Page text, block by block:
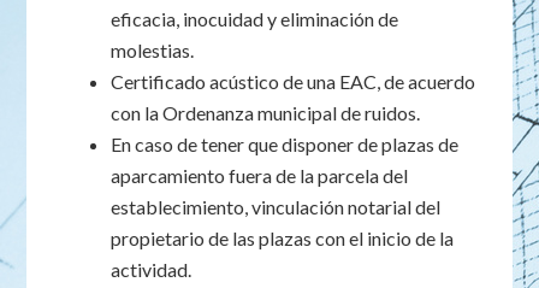
eficacia, inocuidad y eliminación de
molestias.
Certificado acústico de una EAC, de acuerdo
con la Ordenanza municipal de ruidos.
En caso de tener que disponer de plazas de
aparcamiento fuera de la parcela del
establecimiento, vinculación notarial del
propietario de las plazas con el inicio de la
actividad.